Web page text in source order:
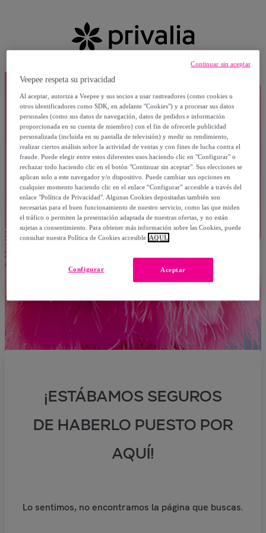
¡ESTÁBAMOS SEGUROS
DE HABERLO PUESTO POR
AQUÍ!
Lo sentimos, no encontramos la página que buscas.
Veepee respeta su privacidad
Al aceptar, autoriza a Veepee y sus socios a usar rastreadores (como cookies u
otros identificadores como SDK, en adelante "Cookies") y a procesar sus datos
personales (como sus datos de navegación, datos de pedidos e información
proporcionada en su cuenta de miembro) con el fin de ofrecerle publicidad
personalizada (incluida en su pantalla de televisión) y medir su rendimiento,
realizar ciertos análisis sobre la actividad de ventas y con fines de lucha contra el
fraude. Puede elegir entre estos diferentes usos haciendo clic en "Configurar" o
rechazar todo haciendo clic en el botón "Continuar sin aceptar". Sus elecciones se
aplican solo a este navegador y/o dispositivo. Puede cambiar sus opciones en
cualquier momento haciendo clic en el enlace “Configurar” accesible a través del
enlace "Política de Privacidad". Algunas Cookies depositadas también son
necesarias para el buen funcionamiento de nuestro servicio, como las que miden
el tráfico o permiten la presentación adaptada de nuestras ofertas, y no están
sujetas a consentimiento. Para obtener más información sobre las Cookies, puede
consultar nuestra Política de Cookies accesible AQUÍ.
Aceptar
Configurar
Continuar sin aceptar